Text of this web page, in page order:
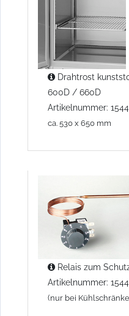
Drahtrost
600D / 660D
Artikelnummer:
ca. 530 x 650 mm
Relais zum
Artikelnummer:
(nur bei